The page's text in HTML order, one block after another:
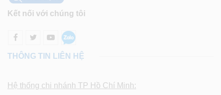
Kết nối với chúng tôi
THÔNG TIN LIÊN HỆ
Hệ thống chi nhánh TP Hồ Chí Minh: